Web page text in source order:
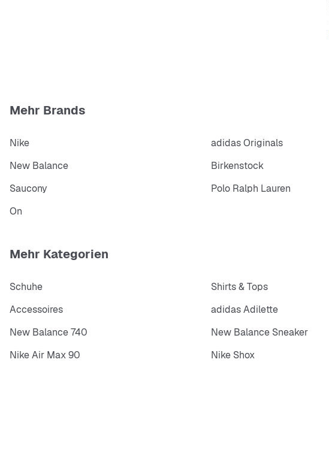
Mehr Brands
Nike adidas Originals
New Balance
Birkenstock
Saucony
Polo Ralph Lauren
On
Mehr Kategorien
Schuhe Shirts & Tops
Accessoires
adidas Adilette
New Balance 740
New Balance Sneaker
Nike Air Max 90
Nike Shox